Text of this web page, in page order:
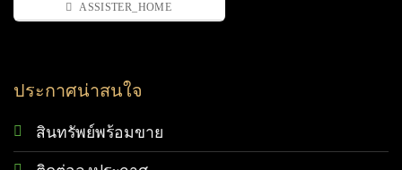
ASSISTER_HOME
ประกาศน่าสนใจ
สินทรัพย์พร้อมขาย